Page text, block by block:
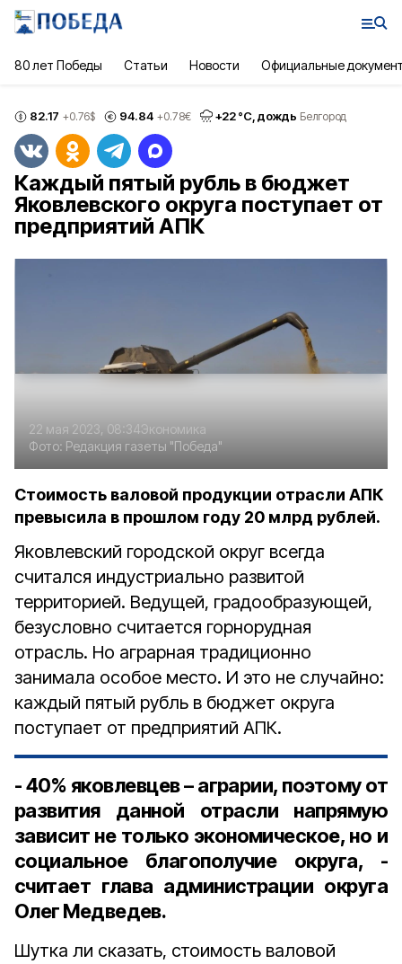
80 лет Победы Статьи Новости Официальные
82.17 +0.76$ 94.84 +0.78€ +22°С, дождь Белгород
Каждый пятый рубль в бюджет
Яковлевского округа поступает от
предприятий АПК
22 мая 2023, 08:34Экономика
Фото: Редакция газеты "Победа"
Стоимость валовой продукции отрасли АПК
превысила в прошлом году 20 млрд рублей.
Яковлевский городской округ всегда
считался индустриально развитой
территорией. Ведущей, градообразующей,
безусловно считается горнорудная
отрасль. Но аграрная традиционно
занимала особое место. И это не случайно:
каждый пятый рубль в бюджет округа
поступает от предприятий АПК.
- 40% яковлевцев – аграрии, поэтому от
развития данной отрасли напрямую
зависит не только экономическое, но и
социальное благополучие округа, -
считает глава администрации округа
Олег Медведев.
Шутка ли сказать, стоимость валовой